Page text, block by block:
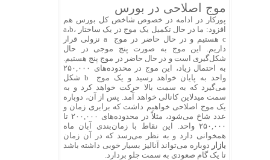
موج اصلاحی در بورس
پورکار در ادامه در خصوص شاخص کل بورس هم
افزود: ما در حال تکمیل یک موج در یک ساختار‌ a،b،
c هستیم و در حال حاضر در موج a نزولی قرار
داریم. این موج به صورت پنج موجی در حال
شکل‌گیری است و در حال حاضر در موج پنج هستیم.
به احتمال زیاد، این موج در محدوده‌های ۲۵۰,۰۰۰
واحد به پایان خواهد رسید و یک موج b شکل
می‌گیرد که به سمت بالا حرکت خواهد کرد و به
سمت میدلاین کانالی خواهد آمد. پس از آن، دوباره
یک موج اصلاحی خواهیم داشت که برابری زمان و
عدد شاخ می‌شود، مثلاً در محدوده‌های ۲۰۰,۰۰۰ تا
۲۵۰,۰۰۰ واحد. این نقاط با زمان‌بندی آبان ماه
همخوانی دارد و به نظر می‌رسد که در آن زمان
بازار دوباره می‌تواند آنالیز بسیار خوبی داشته باشد
تا یک گام صعودی به سمت جلو بردارد.